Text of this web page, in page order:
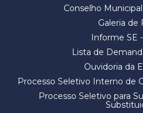
Conselho
Galeria de
Informe SE
Lista de
Ouvidoria da
Processo Seletivo Interno de
Processo Seletivo para